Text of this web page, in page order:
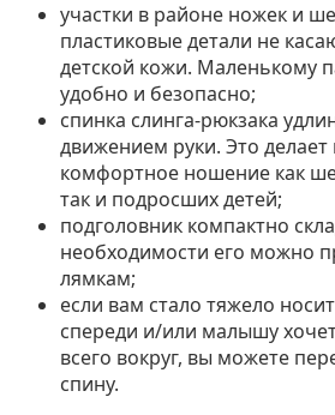
участки в районе ножек и
пластиковые детали не
детской кожи. Маленькому
удобно и безопасно;
спинка слинга-рюкзака
движением руки. Это
комфортное ношение как
так и подросших детей;
подголовник компактно
необходимости его можно
лямкам;
если вам стало тяжело
спереди и/или малышу
всего вокруг, вы можете
спину.